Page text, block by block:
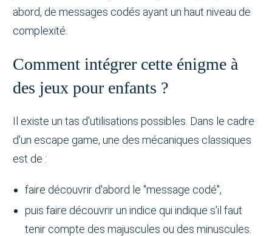
abord, de messages codés ayant un haut niveau de
complexité.
Comment intégrer cette énigme à
des jeux pour enfants ?
Il existe un tas d'utilisations possibles. Dans le cadre
d'un escape game, une des mécaniques classiques
est de :
faire découvrir d'abord le "message codé",
puis faire découvrir un indice qui indique s'il faut
tenir compte des majuscules ou des minuscules.